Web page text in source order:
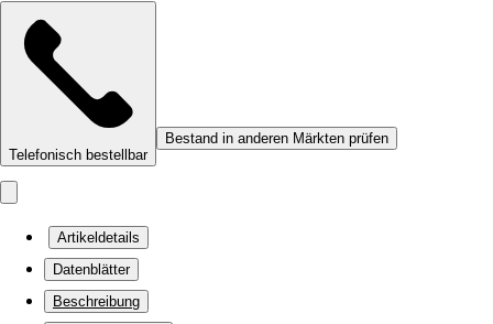
Telefonisch bestellbar
Bestand in anderen Märkten prüfen
Artikeldetails
Datenblätter
Beschreibung